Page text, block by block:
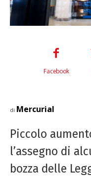
Facebook
di Mercurial
Piccolo
l’assegno di
bozza delle